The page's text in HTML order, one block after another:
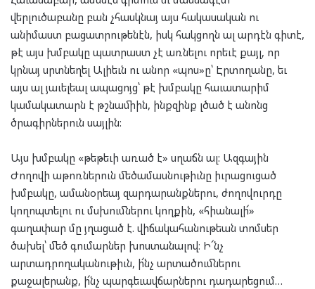
վերլուծաբանը բան չհասկնայ այս հակասական ու
անիմաստ բացատրութենէն, իսկ հակցողն ալ արդէն գիտէ,
թէ այս խմբակը պատրաստ չէ առնելու որեւէ քայլ, որ
կրնայ սրտնեղել Ալիեւն ու անոր «պոս»ը՝ Էրտողանը, եւ
այս ալ յաւելեալ ապացոյց՝ թէ խմբակը հաւատարիմ
կամակատարն է թշնամիին, ինքզինք լծած է անոնց
ծրագիրներուն սայլին:
Այս խմբակը «թեթեւի առած է» սղաճն ալ: Ազգային
Ժողովի աթոռներուն մեծամասնութիւնը իւրացուցած
խմբակը, ամանօրեայ զարդարանքներու, ժողովուրդը
կողոպտելու ու մսխումներու կողքին, «հիանալի՜»
գաղափար մը յղացած է. վիճակահանութեան տոմսեր
ծախել՝ մեծ գումարներ խոստանալով։ Ի՜նչ
արտադրողականութիւն, ի՜նչ արտածումներու
քաջալերանք, ի՜նչ պարգեւավճարներու դադարեցում…